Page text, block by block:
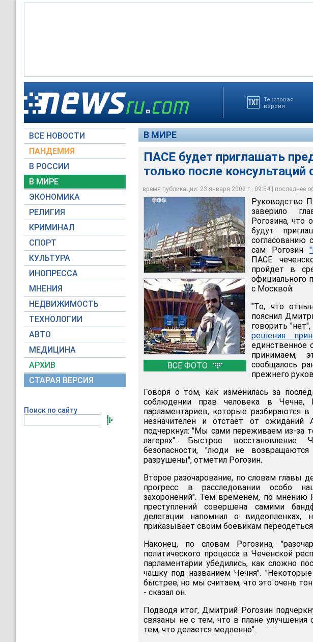
Текстовая
версия
ВСЕ НОВОСТИ
ПАНДЕМИЯ
В РОССИИ
В МИРЕ
ЭКОНОМИКА
РЕЛИГИЯ
КРИМИНАЛ
СПОРТ
КУЛЬТУРА
ИНОПРЕССА
МНЕНИЯ
НЕДВИЖИМОСТЬ
ТЕХНОЛОГИИ
АВТО
МЕДИЦИНА
АРХИВ
СТАРАЯ ВЕРСИЯ
Поиск по сайту
В МИРЕ
ПАСЕ будет приглашать
только после
время публикации: 23 января 2002 г., 09:54 | последнее
ВСЕ ФОТО
ПАСЕ будет приглашать представителей
Москвой
ТВ6
Рассмотрение в ПАСЕ чеченского вопроса,
присутствии Ахмеда Закаева
NTVRU.com
Д. Рогозин: То, что отныне с нами станут
будем говорить "нет"
Архив NTVRU.com
Российская делегация надеется, что
пройдет в конструктивном духе
ТВ6
Главным докладчиком на сессии выступит
ТВ6
Руководство
заверило
Рогозина, что
будут
согласованию
сам Рогозин
ПАСЕ
пройдет в
официального
с Москвой.
"То, что
пояснил
говорить
решения
единственное
принимаем,
сообщалось
прежнего
Говоря о том, как изменилась за
соблюдении прав человека в Чечне,
парламентариев, которые разбираются
незначителен и отстает от ожиданий
подчеркнул: "Мы сами переживаем из-за
лагерях". Быстрое
безопасности, "люди не
разрушены", отметил Рогозин.
Второе разочарование, по словам главы
прогресс в расследовании особо
захоронений". Тем временем, по мнению
преступлений совершена самими
делегации напомнил о видеопленках,
приказывает своим боевикам
Наконец, по словам Рогозина,
политического процесса в Чеченской
парламентарии убедились, как сложно
чашку под названием Чечня".
быстрее, но мы считаем, что это очень
- сказал он.
Подводя итог, Дмитрий Рогозин
связаны не с тем, что в плане улучшения
тем, что делается медленно".